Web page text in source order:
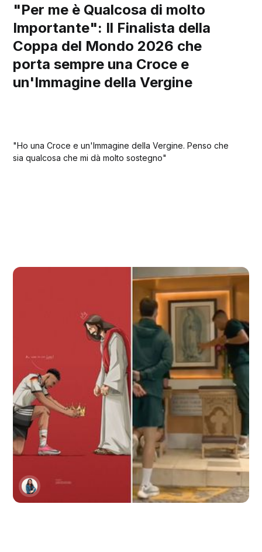
"Per me è Qualcosa di molto
Importante": Il Finalista della
Coppa del Mondo 2026 che
porta sempre una Croce e
un'Immagine della Vergine
"Ho una Croce e un'Immagine della Vergine. Penso che
sia qualcosa che mi dà molto sostegno"